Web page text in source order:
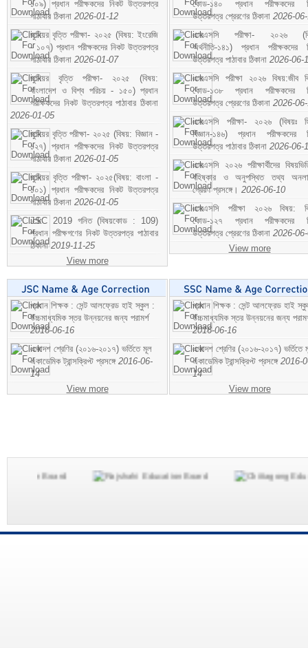
১০৯) প্রধান পরীক্ষকদের নিকট উত্তরপত্র
পাঠাবার ঠিকানা 2026-01-12
জুনিয়র বৃত্তি পরীক্ষা- ২০২৫ (বিষয়: ইংরেজি
- ১০৭) প্রধান পরীক্ষকদের নিকট উত্তরপত্র
পাঠাবার ঠিকানা 2026-01-07
জুনিয়র বৃত্তি পরীক্ষা- ২০২৫ (বিষয়:
বাংলাদেশ ও বিশ্ব পরিচয় - ১৫০) প্রধান
পরীক্ষকদের নিকট উত্তরপত্র পাঠাবার ঠিকানা
2026-01-05
জুনিয়র বৃত্তি পরীক্ষা- ২০২৫ (বিষয়: বিজ্ঞান -
১২৭) প্রধান পরীক্ষকদের নিকট উত্তরপত্র
পাঠাবার ঠিকানা 2026-01-05
জুনিয়র বৃত্তি পরীক্ষা- ২০২৫(বিষয়: বাংলা -
১০১) প্রধান পরীক্ষকদের নিকট উত্তরপত্র
পাঠাবার ঠিকানা 2026-01-05
JSC 2019 গনিত (বিষয়কোড : 109)
প্রধান পরীক্ষগণের নিকট উত্তরপত্র পাঠাবার
ঠিকানা2019-11-25
View more
কোড-১৪০ প্রধান পরীক্ষকদের
উত্তরপত্র প্রেরণের ঠিকানা 2026-
এসএসসি পরীক্ষা- ২০২৬
অর্থনীতি-১৪১) প্রধান পরীক্ষকদের
উত্তরপত্র পাঠাবার ঠিকানা 2026-06-
এসএসসি পরীক্ষা ২০২৬ বিষয়:জীব
কোড-১৩৮ প্রধান পরীক্ষকদের
উত্তরপত্র প্রেরণের ঠিকানা 2026-
এসএসসি পরীক্ষা- ২০২৬ (বিষয়ঃ
বিজ্ঞান-১৪৬) প্রধান পরীক্ষকদের
উত্তরপত্র পাঠাবার ঠিকানা 2026-06-
এসএসসি ২০২৬ পরীক্ষার্থীদের
বহিষ্কার ও অনুপস্থিত তথ্য
প্রেরণ প্রসঙ্গে। 2026-06-10
এসএসসি পরীক্ষা ২০২৬ বিষয়:
কোড-১২৭ প্রধান পরীক্ষকদের
উত্তরপত্র প্রেরণের ঠিকানা 2026-
View more
প্রধান শিক্ষক : সেন্ট আলফ্রেড হাই স্কুল :
উচ্চমাধ্যমিক স্তর উন্নয়নের জন্য পরামর্শ
2016-06-16
একাদশ শ্রেণির (২০১৬-২০১৭) ভর্তিতে মূল
একাডেমিক ট্রান্সক্রিপ্ট প্রসঙ্গে 2016-06-
14
View more
প্রধান শিক্ষক : সেন্ট আলফ্রেড হাই
উচ্চমাধ্যমিক স্তর উন্নয়নের জন্য
2016-06-16
একাদশ শ্রেণির (২০১৬-২০১৭) ভর্তিতে
একাডেমিক ট্রান্সক্রিপ্ট প্রসঙ্গে 2016-
14
View more